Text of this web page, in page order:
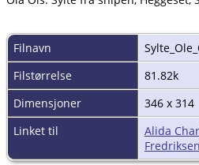
Filnavn
Filstørrelse
81.82k
Dimensjoner
346 x 314
Linket til
Alida
Fredriksen